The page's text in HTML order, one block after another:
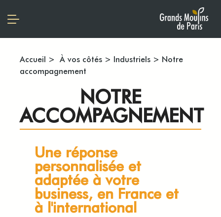
Accueil > À vos côtés > Industriels > Notre
accompagnement
NOTRE
ACCOMPAGNEMENT
Une réponse
personnalisée et
adaptée à votre
business, en France et
à l'international